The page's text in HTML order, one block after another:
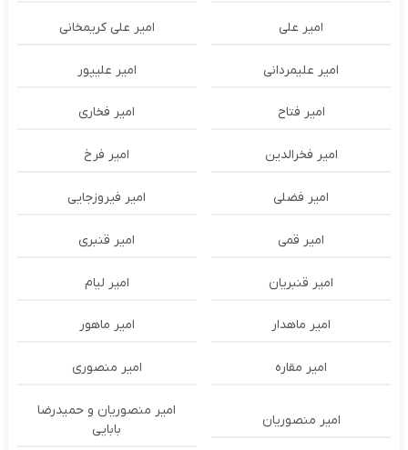
امیر علی امیر علی کریمخانی
امیر علیمردانی امیر علیپور
امیر فتاح امیر فخاری
امیر فخرالدین امیر فرخ
امیر فضلی امیر فیروزجایی
امیر قمی امیر قنبری
امیر قنبریان امیر لیام
امیر ماهدار امیر ماهور
امیر مقاره امیر منصوری
امیر منصوریان
امیر منصوریان و حمیدرضا
بابایی